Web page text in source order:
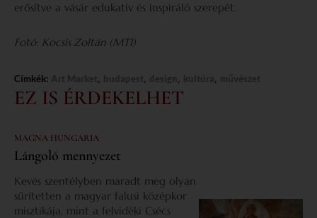
erősítve a vásár edukatív és inspiráló szerepét.
Fotó: Kocsis Zoltán (MTI)
Címkék: , , , ,
EZ IS ÉRDEKELHET
MAGNA HUNGARIA
Lángoló mennyezet
Kevés szentélyben maradt meg olyan
sűrítetten a magyar falusi középkor
misztikája, mint a felvidéki Csécs